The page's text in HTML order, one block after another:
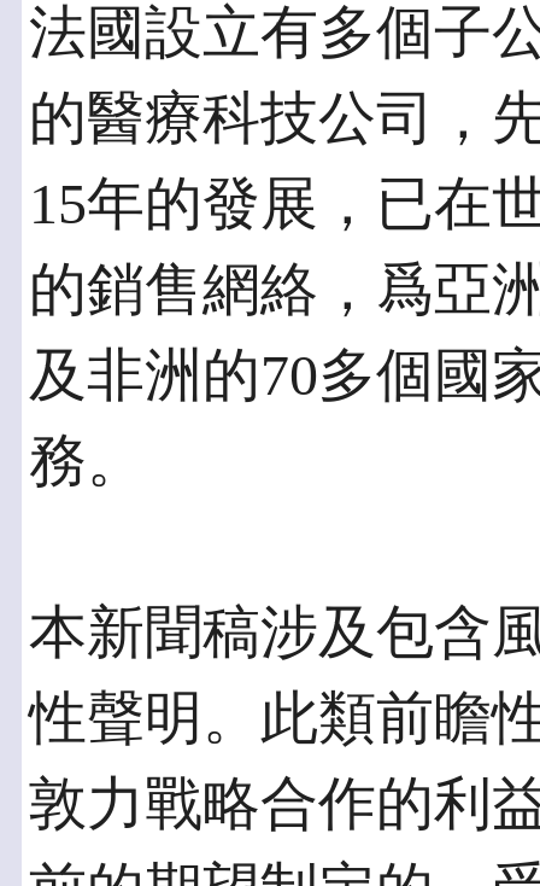
法國設立有多個子
的醫療科技公司，
15年的發展，已在
的銷售網絡，爲亞
及非洲的70多個國
務。
本新聞稿涉及包含
性聲明。此類前瞻
敦力戰略合作的利